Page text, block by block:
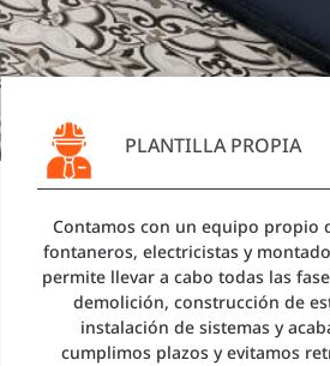
PLANTILLA PROPIA
Contamos con un equipo propio
fontaneros, electricistas y
permite llevar a cabo todas las
demolición, construcción de
instalación de sistemas y
cumplimos plazos y evitamos